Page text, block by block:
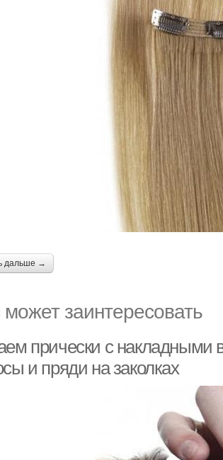
дальше →
заинтересовать
прически с накладными
и пряди на заколках